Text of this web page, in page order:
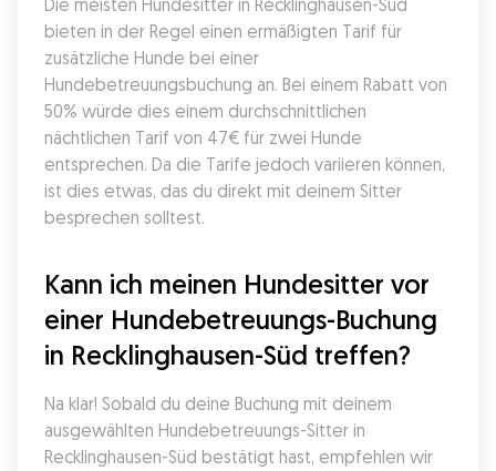
Die meisten Hundesitter in Recklinghausen-Süd
bieten in der Regel einen ermäßigten Tarif für
zusätzliche Hunde bei einer
Hundebetreuungsbuchung an. Bei einem Rabatt von
50% würde dies einem durchschnittlichen
nächtlichen Tarif von 47€ für zwei Hunde
entsprechen. Da die Tarife jedoch variieren können,
ist dies etwas, das du direkt mit deinem Sitter
besprechen solltest.
Kann ich meinen Hundesitter vor
einer Hundebetreuungs-Buchung
in Recklinghausen-Süd treffen?
Na klar! Sobald du deine Buchung mit deinem
ausgewählten Hundebetreuungs-Sitter in
Recklinghausen-Süd bestätigt hast, empfehlen wir